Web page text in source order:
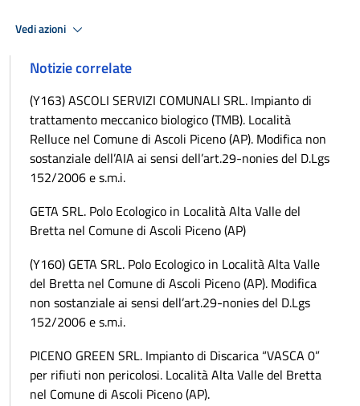
Vedi azioni
Notizie correlate
(Y163) ASCOLI SERVIZI COMUNALI SRL. Impianto di
trattamento meccanico biologico (TMB). Località
Relluce nel Comune di Ascoli Piceno (AP). Modifica non
sostanziale dell’AIA ai sensi dell’art.29-nonies del D.Lgs
152/2006 e s.m.i.
GETA SRL. Polo Ecologico in Località Alta Valle del
Bretta nel Comune di Ascoli Piceno (AP)
(Y160) GETA SRL. Polo Ecologico in Località Alta Valle
del Bretta nel Comune di Ascoli Piceno (AP). Modifica
non sostanziale ai sensi dell’art.29-nonies del D.Lgs
152/2006 e s.m.i.
PICENO GREEN SRL. Impianto di Discarica “VASCA 0”
per rifiuti non pericolosi. Località Alta Valle del Bretta
nel Comune di Ascoli Piceno (AP).